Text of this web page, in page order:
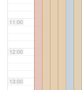
11:00
12:00
13:00